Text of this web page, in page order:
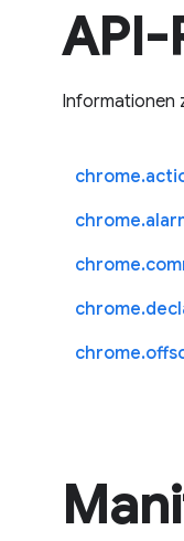
API-
Informationen